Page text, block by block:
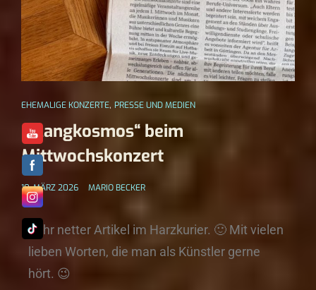
EHEMALIGE KONZERTE, PRESSE UND MEDIEN
„Klangkosmos“ beim
Mittwochskonzert
10. MÄRZ 2026 MARIO BECKER
Sehr netter Artikel im Harzkurier. 🙂 Mit vielen
lieben Worten, die man als Künstler gerne
hört. 😉